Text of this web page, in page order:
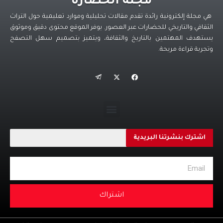
هي مجلة إلكترونية رائدة تقدم مقالات تحليلية وموارد تعليمية حول التراث
الثقافي والتاريخي للحضارات عبر العصور. يوفر الموقع محتوى دقيق وموثوق
يستهدف المهتمين بالتاريخ والثقافة، ويتميز بتصميم سهل التصفح
وتجربة قراءة مريحة.
اشترك بنشرتنا البريدية
اشتراك